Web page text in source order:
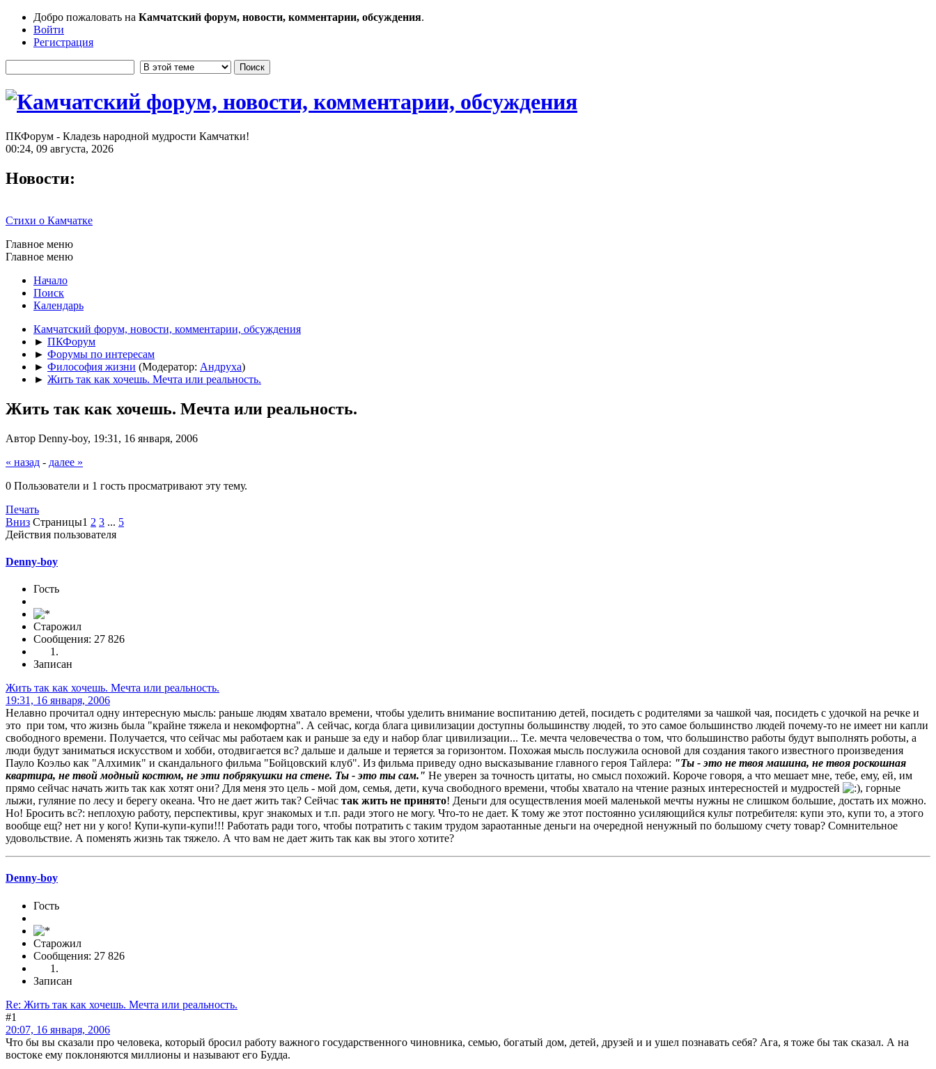
Добро пожаловать на Камчатский форум, новости, комментарии, обсуждения.
Войти
Регистрация
ПКФорум - Кладезь народной мудрости Камчатки!
00:24, 09 августа, 2026
Новости:
Стихи о Камчатке
Главное меню
Главное меню
Начало
Поиск
Календарь
Камчатский форум, новости, комментарии, обсуждения
► ПКФорум
► Форумы по интересам
► Философия жизни (Модератор: Андруха)
► Жить так как хочешь. Мечта или реальность.
Жить так как хочешь. Мечта или реальность.
Автор Denny-boy, 19:31, 16 января, 2006
« назад - далее »
0 Пользователи и 1 гость просматривают эту тему.
Печать
Вниз Страницы1 2 3 ... 5
Действия пользователя
Denny-boy
Гость
Старожил
Сообщения: 27 826
Записан
Жить так как хочешь. Мечта или реальность.
19:31, 16 января, 2006
Нелавно прочитал одну интересную мысль: раньше людям хватало времени, чтобы уделить внимание воспитанию детей, посидеть с родителями за чашкой чая, посидеть с удочкой на речке и
это при том, что жизнь была "крайне тяжела и некомфортна". А сейчас, когда блага цивилизации доступны большинству людей, то это самое большинство людей почему-то не имеет ни капли
свободного времени. Получается, что сейчас мы работаем как и раньше за еду и набор благ цивилизации... Т.е. мечта человечества о том, что большинство работы будут выполнять роботы, а
люди будут заниматься искусством и хобби, отодвигается вс? дальше и дальше и теряется за горизонтом. Похожая мысль послужила основой для создания такого известного произведения
Пауло Коэльо как "Алхимик" и скандального фильма "Бойцовский клуб". Из фильма приведу одно высказывание главного героя Тайлера: "Ты - это не твоя машина, не твоя роскошная
квартира, не твой модный костюм, не эти побрякушки на стене. Ты - это ты сам." Не уверен за точность цитаты, но смысл похожий. Короче говоря, а что мешает мне, тебе, ему, ей, им
прямо сейчас начать жить так как хотят они? Для меня это цель - мой дом, семья, дети, куча свободного времени, чтобы хватало на чтение разных интересностей и мудростей
, горные
лыжи, гуляние по лесу и берегу океана. Что не дает жить так? Сейчас так жить не принято! Деньги для осуществления моей маленькой мечты нужны не слишком большие, достать их можно.
Но! Бросить вс?: неплохую работу, перспективы, круг знакомых и т.п. ради этого не могу. Что-то не дает. К тому же этот постоянно усиляющийся культ потребителя: купи это, купи то, а этого
вообще ещ? нет ни у кого! Купи-купи-купи!!! Работать ради того, чтобы потратить с таким трудом зараотанные деньги на очередной ненужный по большому счету товар? Сомнительное
удовольствие. А поменять жизнь так тяжело. А что вам не дает жить так как вы этого хотите?
Denny-boy
Гость
Старожил
Сообщения: 27 826
Записан
Re: Жить так как хочешь. Мечта или реальность.
#1
20:07, 16 января, 2006
Что бы вы сказали про человека, который бросил работу важного государственного чиновника, семью, богатый дом, детей, друзей и и ушел познавать себя? Ага, я тоже бы так сказал. А на
востоке ему поклоняются миллионы и называют его Будда.